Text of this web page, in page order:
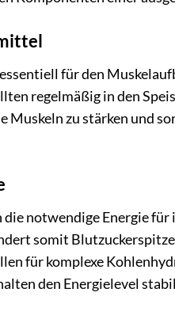
für den
regelmäßig in den
Muskeln zu stärken und
notwendige Energie
somit
für komplexe
den Energielevel